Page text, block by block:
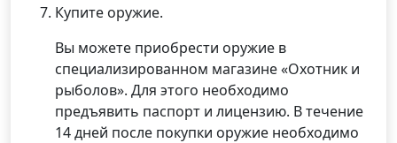
Купите оружие.
Вы можете приобрести оружие в
специализированном магазине «Охотник и
рыболов». Для этого необходимо
предъявить паспорт и лицензию. В течение
14 дней после покупки оружие необходимо